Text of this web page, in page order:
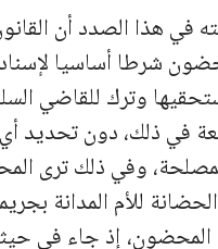
في هذا الصدد أن
شرطا أساسيا
وترك للقاضي
في ذلك، دون تحديد
وفي ذلك ترى
للأم المدانة
إذ جاء في